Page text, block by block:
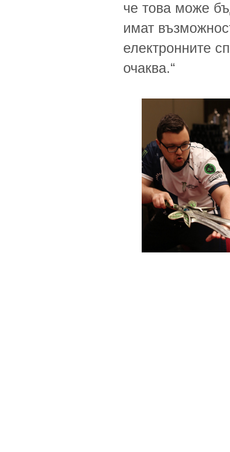
че това може
имат
електронните
очаква.“